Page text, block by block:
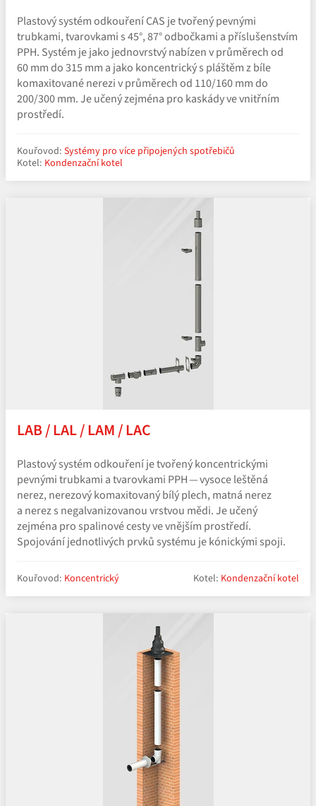
Plastový systém odkouření CAS je tvořený pevnými
trubkami, tvarovkami s 45°, 87° odbočkami a příslušenstvím
PPH. Systém je jako jednovrstvý nabízen v průměrech od
60 mm do 315 mm a jako koncentrický s pláštěm z bíle
komaxitované nerezi v průměrech od 110/160 mm do
200/300 mm. Je učený zejména pro kaskády ve vnitřním
prostředí.
Kouřovod: Systémy pro více připojených spotřebičů
Kotel: Kondenzační kotel
LAB / LAL / LAM / LAC
Plastový systém odkouření je tvořený koncentrickými
pevnými trubkami a tvarovkami PPH — vysoce leštěná
nerez, nerezový komaxitovaný bílý plech, matná nerez
a nerez s negalvanizovanou vrstvou mědi. Je učený
zejména pro spalinové cesty ve vnějším prostředí.
Spojování jednotlivých prvků systému je kónickými spoji.
Kouřovod: Koncentrický Kotel: Kondenzační kotel